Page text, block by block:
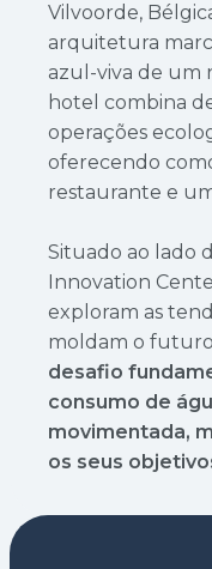
Vilvoorde,
arquitetura
azul-viva de um
hotel combina
operações
oferecendo
restaurante e
Situado ao lado
Innovation
exploram as
moldam o
desafio
consumo de
movimentada,
os seus